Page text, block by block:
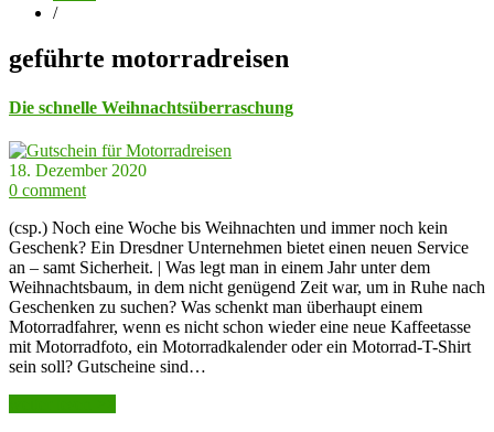
/
geführte motorradreisen
Die schnelle Weihnachtsüberraschung
18. Dezember 2020
0 comment
(csp.) Noch eine Woche bis Weihnachten und immer noch kein
Geschenk? Ein Dresdner Unternehmen bietet einen neuen Service
an – samt Sicherheit. | Was legt man in einem Jahr unter dem
Weihnachtsbaum, in dem nicht genügend Zeit war, um in Ruhe nach
Geschenken zu suchen? Was schenkt man überhaupt einem
Motorradfahrer, wenn es nicht schon wieder eine neue Kaffeetasse
mit Motorradfoto, ein Motorradkalender oder ein Motorrad-T-Shirt
sein soll? Gutscheine sind…